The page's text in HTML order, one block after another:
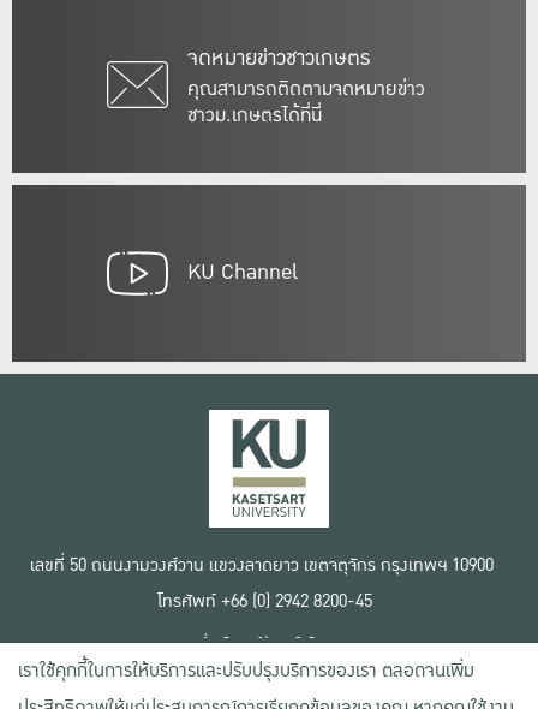
จดหมายข่าวชาวเกษตร
คุณสามารถติดตามจดหมายข่าว
ชาวม.เกษตรได้ที่นี่
KU Channel
เลขที่ 50 ถนนงามวงศ์วาน แขวงลาดยาว เขตจตุจักร กรุงเทพฯ 10900
โทรศัพท์ +66 (0) 2942 8200-45
เงื่อนไขการใช้งานเว็บไซต์
ข้อตกลงด้านสิทธิ์ใช้งาน
นโยบายความเป็นส่วนตัว
เราใช้คุกกี้ในการให้บริการและปรับปรุงบริการของเรา ตลอดจนเพิ่ม